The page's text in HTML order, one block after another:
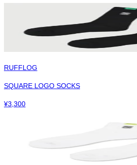
RUFFLOG
SQUARE LOGO SOCKS
¥3,300